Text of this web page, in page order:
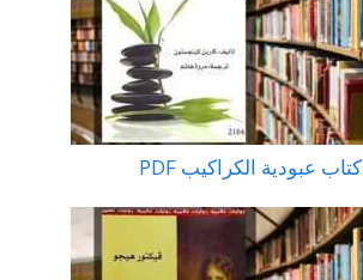
كتاب عبودية الكراكيب PDF